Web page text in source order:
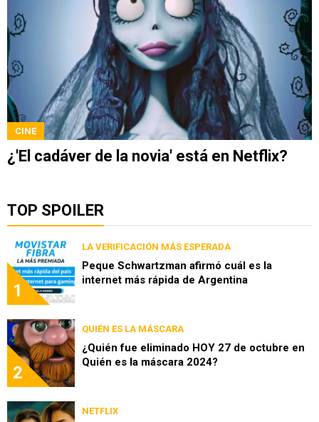
CINE
¿'El cadáver de la novia' está en Netflix?
TOP SPOILER
1
LA VERIFICACIÓN MÁS ESPERADA
Peque Schwartzman afirmó cuál es la
internet más rápida de Argentina
2
QUIÉN ES LA MÁSCARA
¿Quién fue eliminado HOY 27 de octubre en
Quién es la máscara 2024?
NETFLIX